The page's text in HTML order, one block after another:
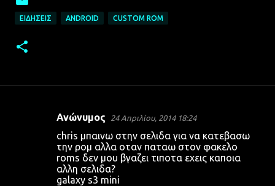
ΕΙΔΉΣΕΙΣ ANDROID CUSTOM ROM
Ανώνυμος 24 Απριλίου, 2014 18:24
chris μπαινω στην σελιδα για να κατεβασω
την ρομ αλλα οταν παταω στον φακελο
roms δεν μου βγαζει τιποτα εχεις καποια
αλλη σελιδα?
galaxy s3 mini